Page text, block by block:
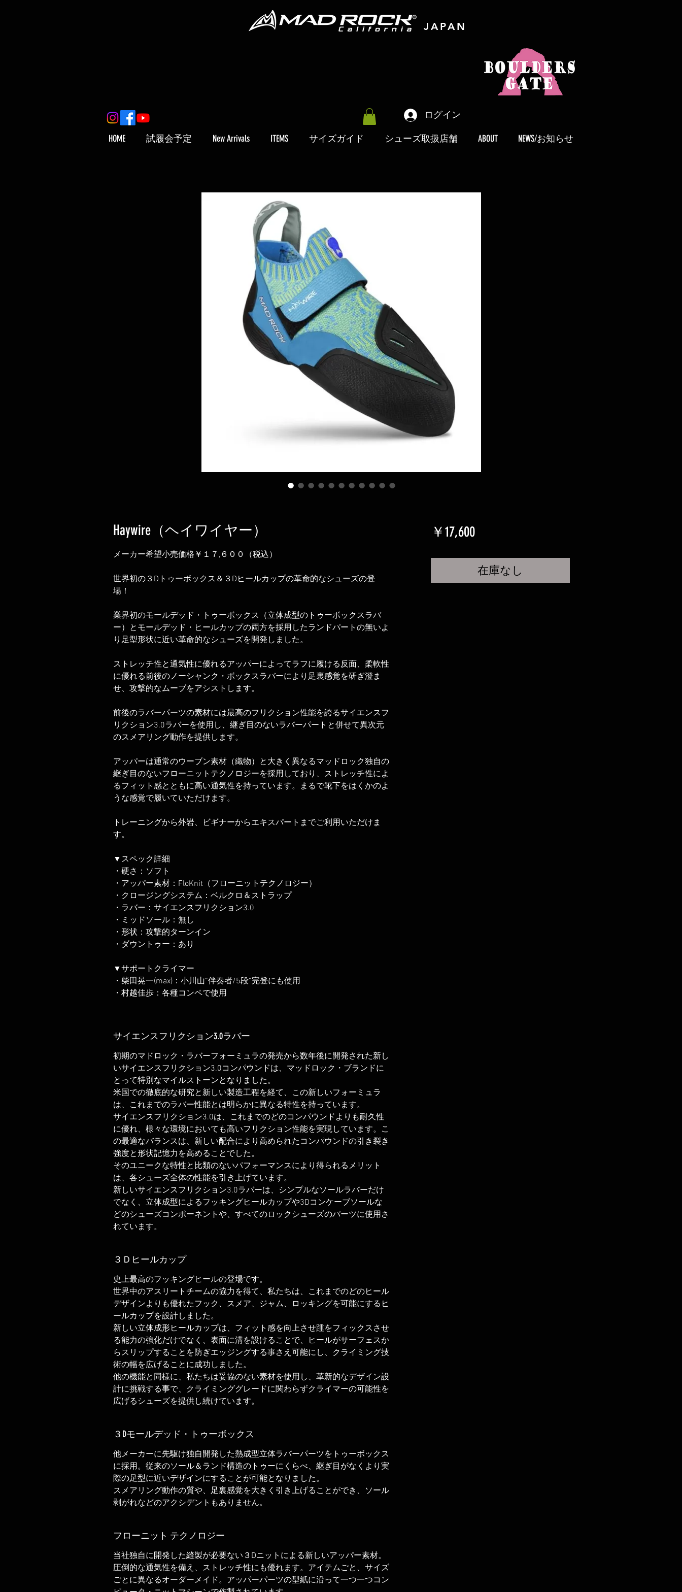
JAPAN
ログイン
HOME 試履会予定 New Arrivals ITEMS サイズガイド シューズ取扱店舗 ABOUT NEWS/お知らせ
Haywire（ヘイワイヤー）
メーカー希望小売価格￥１７,６００（税込）
世界初の３Dトゥーボックス＆３Dヒールカップの革命的なシューズの登
場！
業界初のモールデッド・トゥーボックス（立体成型のトゥーボックスラバ
ー）とモールデッド・ヒールカップの両方を採用したランドパートの無いよ
り足型形状に近い革命的なシューズを開発しました。
ストレッチ性と通気性に優れるアッパーによってラフに履ける反面、柔軟性
に優れる前後のノーシャンク・ボックスラバーにより足裏感覚を研ぎ澄ま
せ、攻撃的なムーブをアシストします。
前後のラバーパーツの素材には最高のフリクション性能を誇るサイエンスフ
リクション3.0ラバーを使用し、継ぎ目のないラバーパートと併せて異次元
のスメアリング動作を提供します。
アッパーは通常のウーブン素材（織物）と大きく異なるマッドロック独自の
継ぎ目のないフローニットテクノロジーを採用しており、ストレッチ性によ
るフィット感とともに高い通気性を持っています。まるで靴下をはくかのよ
うな感覚で履いていただけます。
トレーニングから外岩、ビギナーからエキスパートまでご利用いただけま
す。
▼スペック詳細
・硬さ：ソフト
・アッパー素材：FloKnit（フローニットテクノロジー）
・クロージングシステム：ベルクロ＆ストラップ
・ラバー：サイエンスフリクション3.0
・ミッドソール：無し
・形状：攻撃的ターンイン
・ダウントゥー：あり
▼サポートクライマー
・柴田晃一(max)：小川山“伴奏者/5段”完登にも使用
・村越佳歩：各種コンペで使用
サイエンスフリクション3.0ラバー
初期のマドロック・ラバーフォーミュラの発売から数年後に開発された新し
いサイエンスフリクション3.0コンパウンドは、マッドロック・ブランドに
とって特別なマイルストーンとなりました。
米国での徹底的な研究と新しい製造工程を経て、この新しいフォーミュラ
は、これまでのラバー性能とは明らかに異なる特性を持っています。
サイエンスフリクション3.0は、これまでのどのコンパウンドよりも耐久性
に優れ、様々な環境においても高いフリクション性能を実現しています。こ
の最適なバランスは、新しい配合により高められたコンパウンドの引き裂き
強度と形状記憶力を高めることでした。
そのユニークな特性と比類のないパフォーマンスにより得られるメリット
は、各シューズ全体の性能を引き上げています。
新しいサイエンスフリクション3.0ラバーは、シンプルなソールラバーだけ
でなく、立体成型によるフッキングヒールカップや3Dコンケーブソールな
どのシューズコンポーネントや、すべてのロックシューズのパーツに使用さ
れています。
３Ｄヒールカップ
史上最高のフッキングヒールの登場です。
世界中のアスリートチームの協力を得て、私たちは、これまでのどのヒール
デザインよりも優れたフック、スメア、ジャム、ロッキングを可能にするヒ
ールカップを設計しました。
新しい立体成形ヒールカップは、フィット感を向上させ踵をフィックスさせ
る能力の強化だけでなく、表面に溝を設けることで、ヒールがサーフェスか
らスリップすることを防ぎエッジングする事さえ可能にし、クライミング技
術の幅を広げることに成功しました。
他の機能と同様に、私たちは妥協のない素材を使用し、革新的なデザイン設
計に挑戦する事で、クライミンググレードに関わらずクライマーの可能性を
広げるシューズを提供し続けています。
３Dモールデッド・トゥーボックス
他メーカーに先駆け独自開発した熱成型立体ラバーパーツをトゥーボックス
に採用。従来のソール＆ランド構造のトゥーにくらべ、継ぎ目がなくより実
際の足型に近いデザインにすることが可能となりました。
スメアリング動作の質や、足裏感覚を大きく引き上げることができ、ソール
剥がれなどのアクシデントもありません。
フローニット テクノロジー
当社独自に開発した縫製が必要ない３Dニットによる新しいアッパー素材。
圧倒的な通気性を備え、ストレッチ性にも優れます。アイテムごと、サイズ
ごとに異なるオーダーメイド。アッパーパーツの型紙に沿って一つ一つコン
￥17,600価
在庫なし